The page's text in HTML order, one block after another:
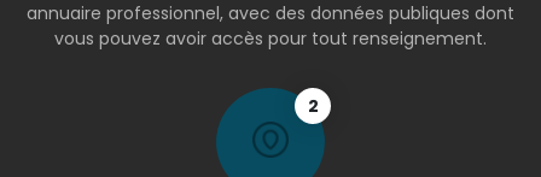
annuaire professionnel, avec des données publiques dont
vous pouvez avoir accès pour tout renseignement.
2